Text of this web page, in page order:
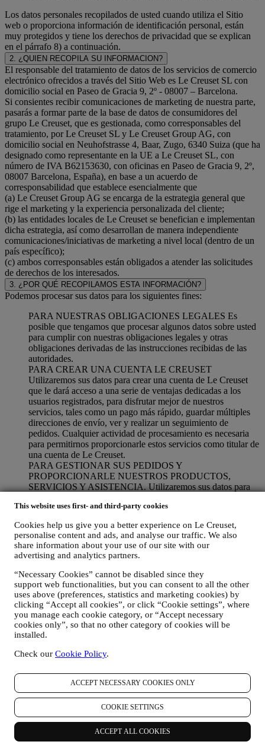
This website uses first- and third-party cookies
Cookies help us give you a better experience on Le Creuset,
personalise content and ads, and analyse our traffic. We also
share information about your use of our site with our
advertising and analytics partners.
“Necessary Cookies” cannot be disabled since they
support web functionalities, but you can consent to all the other
uses above (preferences, statistics and marketing cookies) by
clicking “Accept all cookies”, or click “Cookie settings”, where
you manage each cookie category, or “Accept necessary
cookies only”, so that no other category of cookies will be
installed.
Check our Cookie Policy.
ACCEPT NECESSARY COOKIES ONLY
COOKIE SETTINGS
ACCEPT ALL COOKIES
Los datos personales recopilados de usted cuando utiliza el Sitio
web o proporciona información de identificación personal, están
muy protegidos y tiene los derechos de privacidad que se explican
en el párrafo 8) a continuación.
2. ¿QUIEN RECOPILA SU INFORMACION?
El responsable del tratamiento de datos de los servicios de comercio
electrónico ofrecidos a través del Sitio Web es Le Creuset SL con
domicilio social en Paseo de Gracia 9, 2º - 08007 – Barcelona.
Si consientes recibir comunicaciones de marketing de nuestra parte,
pasarás a formar parte de la base de datos de consumidores del
grupo Le Creuset, que es gestionada, como corresponsables del
tratamiento, por Le Creuset SL y Le Creuset Group AG, con
domicilio social en Neuhofstrasse 4, Baar, Zugo, 6340 Suiza (que ha
designado como representante en la UE a Le Creuset SL, con
número de IVA B62153630, con oficinas en Paseo de Gracia 9, 2º,
08007 Barcelona, España), en base a un acuerdo de
corresponsabilidad que establece esencialmente que
(a) Le Creuset Group AG se encarga de la estrategia general que
rige el marketing y la experiencia personalizada del cliente;
(b) las entidades locales de Le Creuset se benefician e implementan
dicha estrategia, así como desarrollan de manera independiente
comunicaciones/iniciativas de marketing a nivel local (dentro de un
país específico);
(c) ambos corresponsables están obligados a atender las solicitudes
de derechos de los interesados.
3. ¿POR QUÉ RECOPILAMOS ESTA INFORMACIÓN?
Podemos procesar sus datos para los siguientes fines:
PARA NUESTRAS OBLIGACIONES LEGALES Es
posible que tengamos que procesar algunos datos sobre usted
para cumplir con nuestras obligaciones legales y otras
obligaciones derivadas de las instrucciones recibidas de las
autoridades.
PARA CREAR UNA CUENTA LE CREUSET
Utilizaremos sus datos para crear una cuenta de Le Creuset
que le dará acceso a una serie de ventajas dedicadas a los
usuarios registrados, para disfrutar mejor de nuestros
servicios, tales como un pago más rápido, guardar múltiples
direcciones de envío, ver y realizar un seguimiento de
pedidos. Cualquier actividad de procesamiento es necesaria
para permitirnos proporcionarle estos servicios como titular de
una cuenta de Le Creuset.
PARA GESTIONAR SUS PEDIDOS Y
PROPORCIONARLE NUESTROS PRODUCTOS,
SERVICIOS Y ASISTENCIA. Utilizaremos sus datos para
productos en el Sitio web y/o en nuestras tiendas Le Creuset,
su participación en nuestros concursos. Es posible que
tengamos que procesar algunos datos sobre usted para
nuestros fines administrativos relacionados con nuestra
relación contractual con usted, como contabilidad, facturación
y auditoría, verificación de tarjetas de pago, detección de
fraude, seguridad, pruebas de sistemas, mantenimiento y
análisis estadístico. Ocasionalmente, es posible que
necesitemos ponernos en contacto con usted por razones
administrativas u operativas. Por ejemplo, para enviarle la
confirmación de su compra. También utilizaremos sus datos
personales para responder a sus solicitudes enviadas a través
actividad de procesamiento es necesaria para permitirnos
PARA INFORMARLE SOBRE NOTICIAS U OFERTAS
SOBRE LOS PRODUCTOS DE LE CREUSET. Si usted
ha dado su consentimiento para que lo hagamos (por ejemplo,
suscribiéndose a nuestro boletín de noticias cuando usted cree
una cuenta en el Sitio web), le enviaremos comunicaciones de
marketing personalizadas y noticias sobre iniciativas
relacionadas con Le Creuset promovidas por sus filiales del